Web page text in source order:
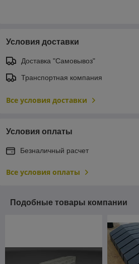
Условия доставки
Доставка "Самовывоз"
Транспортная компания
Все условия доставки
Условия оплаты
Безналичный расчет
Все условия оплаты
Подобные товары компании